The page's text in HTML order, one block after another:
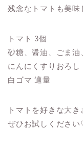
残念なトマトも美
トマト 3個
砂糖、醤油、ごま油
にんにくすりおろし
白ゴマ 適量
トマトを好きな大
ぜひお試しくださ